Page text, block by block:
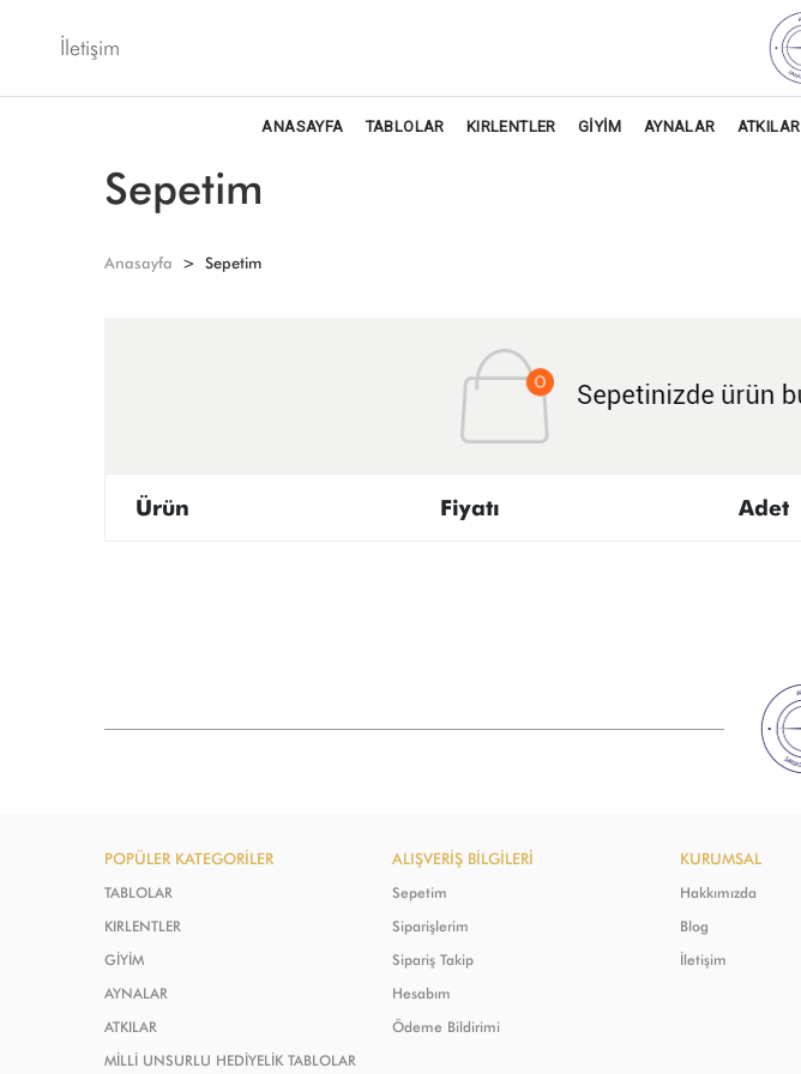
İletişim
ANASAYFA TABLOLAR KIRLENTLER GİYİM AYNALAR ATKILAR
Sepetim
Anasayfa Sepetim
Ürün Fiyatı Adet
POPÜLER KATEGORİLER
TABLOLAR
KIRLENTLER
GİYİM
AYNALAR
ATKILAR
MİLLİ UNSURLU HEDİYELİK TABLOLAR
ALIŞVERİŞ BİLGİLERİ
Sepetim
Siparişlerim
Sipariş Takip
Hesabım
Ödeme Bildirimi
KURUMSAL
Hakkımızda
Blog
İletişim